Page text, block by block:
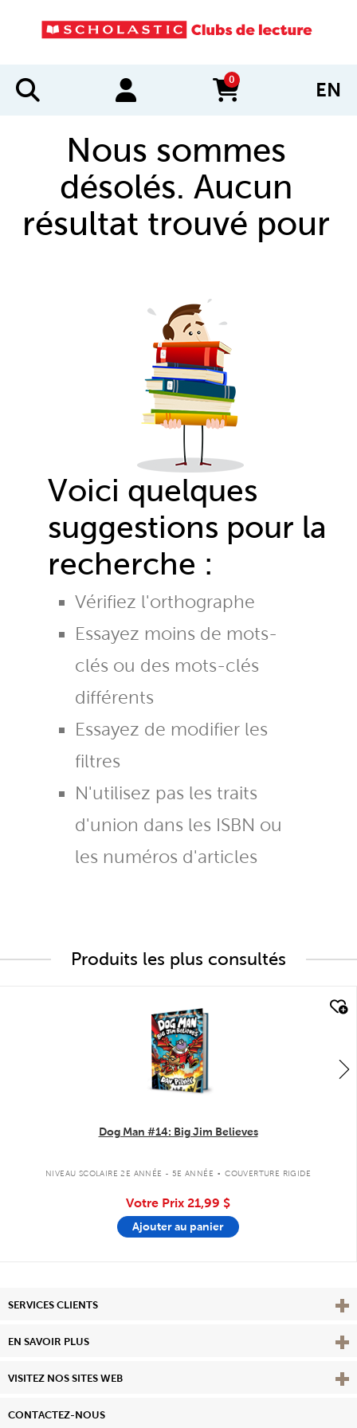
0
items in cart EN
Nous sommes
désolés. Aucun
résultat trouvé pour
Voici quelques
suggestions pour la
recherche :
Vérifiez l'orthographe
Essayez moins de mots-
clés ou des mots-clés
différents
Essayez de modifier les
filtres
N'utilisez pas les traits
d'union dans les ISBN ou
les numéros d'articles
Produits les plus consultés
Dog Man #14: Big Jim Believes
NIVEAU SCOLAIRE 2E ANNÉE - 5E ANNÉE . COUVERTURE RIGIDE
Votre Prix 21,99 $
Ajouter au panier
SERVICES CLIENTS
EN SAVOIR PLUS View
VISITEZ NOS SITES WEB
CONTACTEZ-NOUS